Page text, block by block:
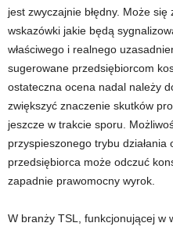
jest zwyczajnie błędny. Może
wskazówki jakie będą
właściwego i realnego
sugerowane przedsiębiorcom
ostateczna ocena nadal należy
zwiększyć znaczenie skutków
jeszcze w trakcie sporu.
przyspieszonego trybu
przedsiębiorca może odczuć
zapadnie prawomocny wyrok.
W branży TSL, funkcjonującej w